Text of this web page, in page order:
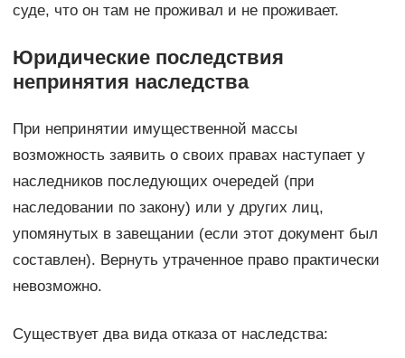
суде, что он там не проживал и не проживает.
Юридические последствия
непринятия наследства
При непринятии имущественной массы
возможность заявить о своих правах наступает у
наследников последующих очередей (при
наследовании по закону) или у других лиц,
упомянутых в завещании (если этот документ был
составлен). Вернуть утраченное право практически
невозможно.
Существует два вида отказа от наследства: